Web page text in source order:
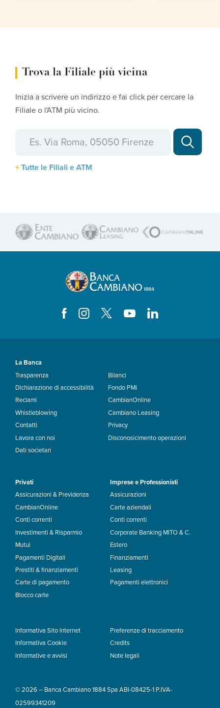
Trova la Filiale più vicina
Inizia a scrivere un indirizzo e fai click per cercare la
Filiale o l'ATM più vicino.
Tutte le Filiali e ATM
La Banca
Trasparenza
Dichiarazione di accessibilità
Reclami
Whistleblowing
Contatti
Lavora con noi
Dati societari
Bilanci
Fondo PMI
CambianOnline
Cambiano Leasing
Privacy
Disconosicimento operazioni
Privati
Assicurazioni & Previdenza
CambianOnline
Conti correnti
Investimenti & Risparmio
Mutui
Pagamenti Digitali
Prestiti & finanziamenti
Carte di pagamento
Blocco carte
Imprese e Professionisti
Assicurazioni
Carte aziendali
Conti correnti
Corporate Banking MITO & C.
Estero
Finanziamenti
Leasing
Pagamenti elettronici
Informativa Sito Internet
Informativa Cookie
Informative e avvisi
Preferenze di tracciamento
Credits
Note legali
© 2026 – Banca Cambiano 1884 Spa ABI-08425-1 P.IVA-
02599341209